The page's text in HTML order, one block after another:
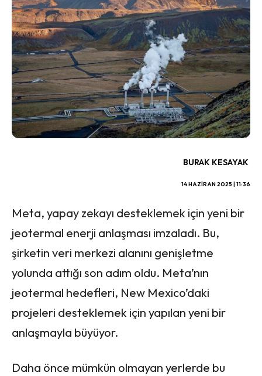
BURAK KESAYAK
14 HAZIRAN 2025 | 11:36
Meta, yapay zekayı desteklemek için yeni bir
jeotermal enerji anlaşması imzaladı. Bu,
şirketin veri merkezi alanını genişletme
yolunda attığı son adım oldu. Meta’nın
jeotermal hedefleri, New Mexico’daki
projeleri desteklemek için yapılan yeni bir
anlaşmayla büyüyor.
Daha önce mümkün olmayan yerlerde bu